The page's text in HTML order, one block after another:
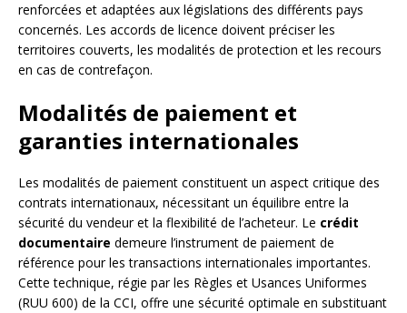
renforcées et adaptées aux législations des différents pays
concernés. Les accords de licence doivent préciser les
territoires couverts, les modalités de protection et les recours
en cas de contrefaçon.
Modalités de paiement et
garanties internationales
Les modalités de paiement constituent un aspect critique des
contrats internationaux, nécessitant un équilibre entre la
sécurité du vendeur et la flexibilité de l’acheteur. Le crédit
documentaire demeure l’instrument de paiement de
référence pour les transactions internationales importantes.
Cette technique, régie par les Règles et Usances Uniformes
(RUU 600) de la CCI, offre une sécurité optimale en substituant